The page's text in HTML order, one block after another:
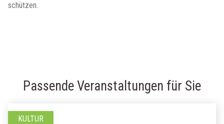
schützen.
Passende Veranstaltungen für Sie
KULTUR